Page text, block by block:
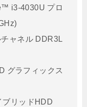
i3-4030U プロ
ャネル DDR3L
グラフィックス
ブリッドHDD